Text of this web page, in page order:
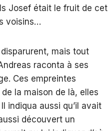
Josef était le fruit de cet
voisins…
mais tout
raconta à ses
Ces empreintes
la maison de là, elles
indiqua aussi qu’il avait
découvert un